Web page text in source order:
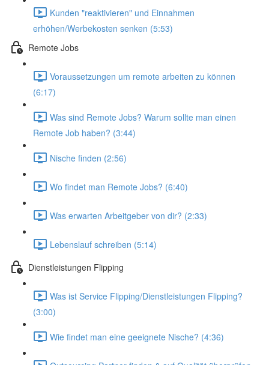
Kunden "reaktivieren" und Einnahmen
erhöhen/Werbekosten senken (5:53)
Remote Jobs
Voraussetzungen um remote arbeiten zu können
(6:17)
Was sind Remote Jobs? Warum sollte man einen
Remote Job haben? (3:44)
Nische finden (2:56)
Wo findet man Remote Jobs? (6:40)
Was erwarten Arbeitgeber von dir? (2:33)
Lebenslauf schreiben (5:14)
Dienstleistungen Flipping
Was ist Service Flipping/Dienstleistungen Flipping?
(3:00)
Wie findet man eine geeignete Nische? (4:36)